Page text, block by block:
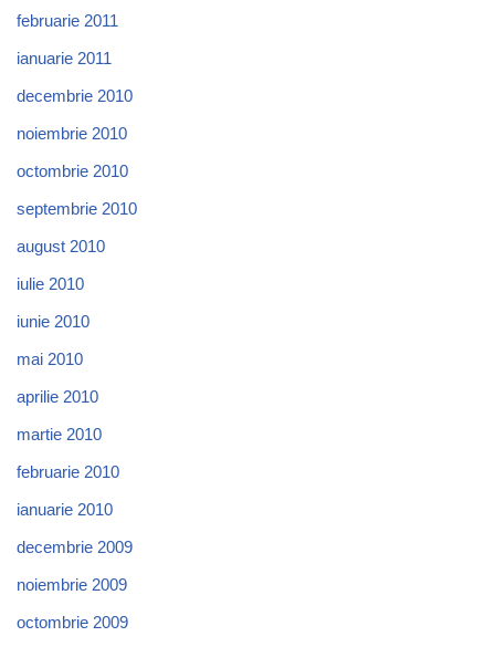
februarie 2011
ianuarie 2011
decembrie 2010
noiembrie 2010
octombrie 2010
septembrie 2010
august 2010
iulie 2010
iunie 2010
mai 2010
aprilie 2010
martie 2010
februarie 2010
ianuarie 2010
decembrie 2009
noiembrie 2009
octombrie 2009